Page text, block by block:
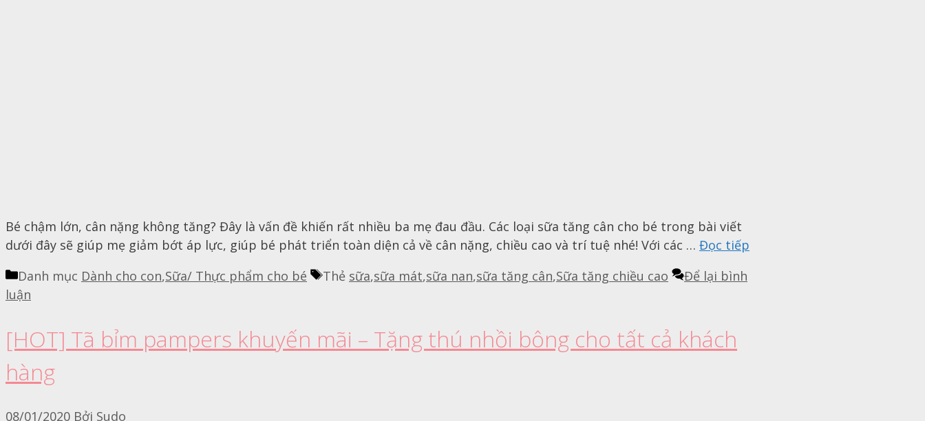
Bé chậm lớn, cân nặng không tăng? Đây là vấn đề khiến rất nhiều ba mẹ đau đầu. Các loại sữa tăng cân cho bé trong bài viết
dưới đây sẽ giúp mẹ giảm bớt áp lực, giúp bé phát triển toàn diện cả về cân nặng, chiều cao và trí tuệ nhé! Với các … Đọc tiếp
Danh mục Dành cho con,Sữa/ Thực phẩm cho bé Thẻ sữa,sữa mát,sữa nan,sữa tăng cân,Sữa tăng chiều cao
Để lại bình
luận
[HOT] Tã bỉm pampers khuyến mãi – Tặng thú nhồi bông cho tất cả khách
hàng
08/01/2020 Bởi Sudo